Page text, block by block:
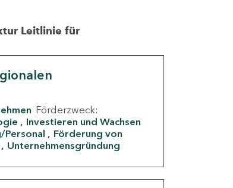
Leitlinie für
Förderzweck:
Investieren und Wachsen
Förderung von
Unternehmensgründung